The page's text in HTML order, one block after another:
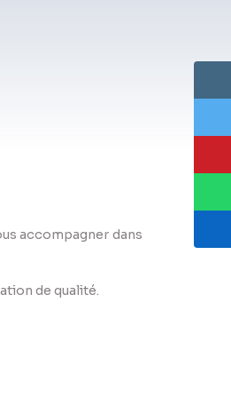
accompagner dans
de qualité.